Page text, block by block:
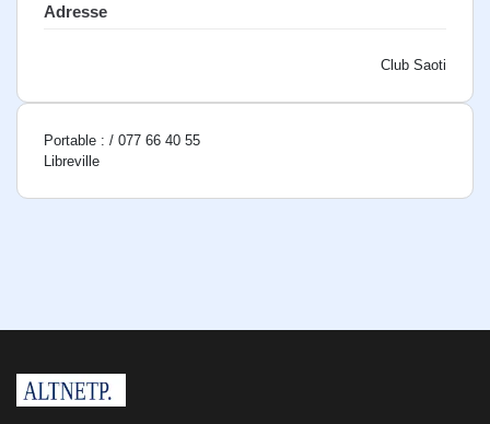
Adresse
Club Saoti
Portable : / 077 66 40 55
Libreville